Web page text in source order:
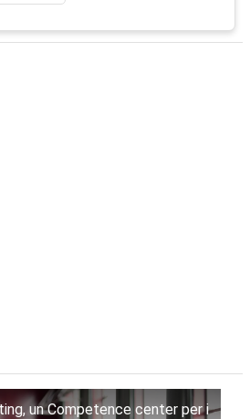
un Competence center per i